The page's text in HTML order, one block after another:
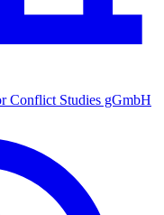
Conflict Studies gGmbH